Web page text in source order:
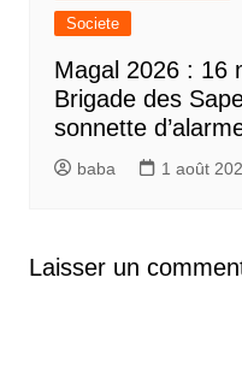
Societe
Magal 2026 : 16
Brigade des
sonnette
baba 1 août
Laisser un